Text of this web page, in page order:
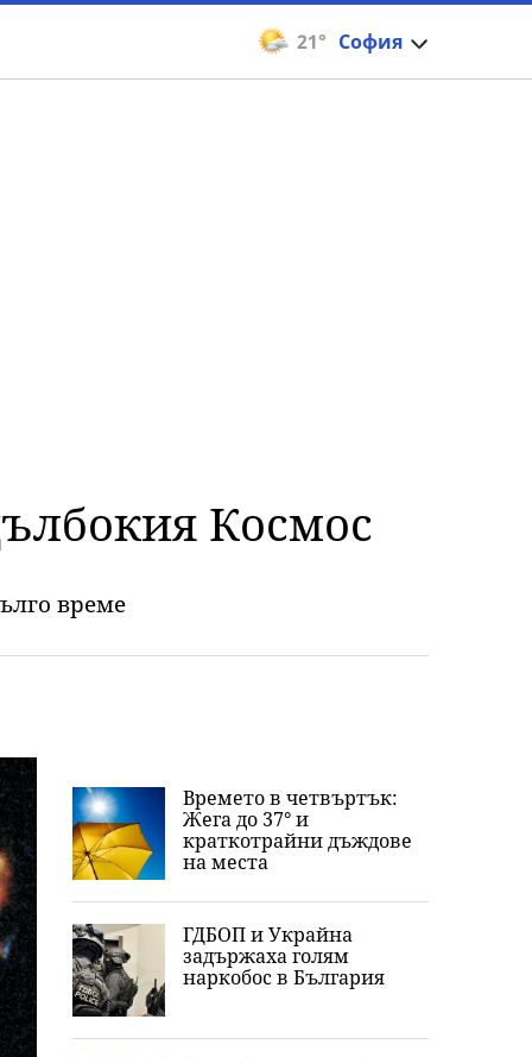
21° София
Космос
време
Времето в четвъртък:
Жега до 37° и
краткотрайни дъждове
на места
ГДБОП и Украйна
задържаха голям
наркобос в България